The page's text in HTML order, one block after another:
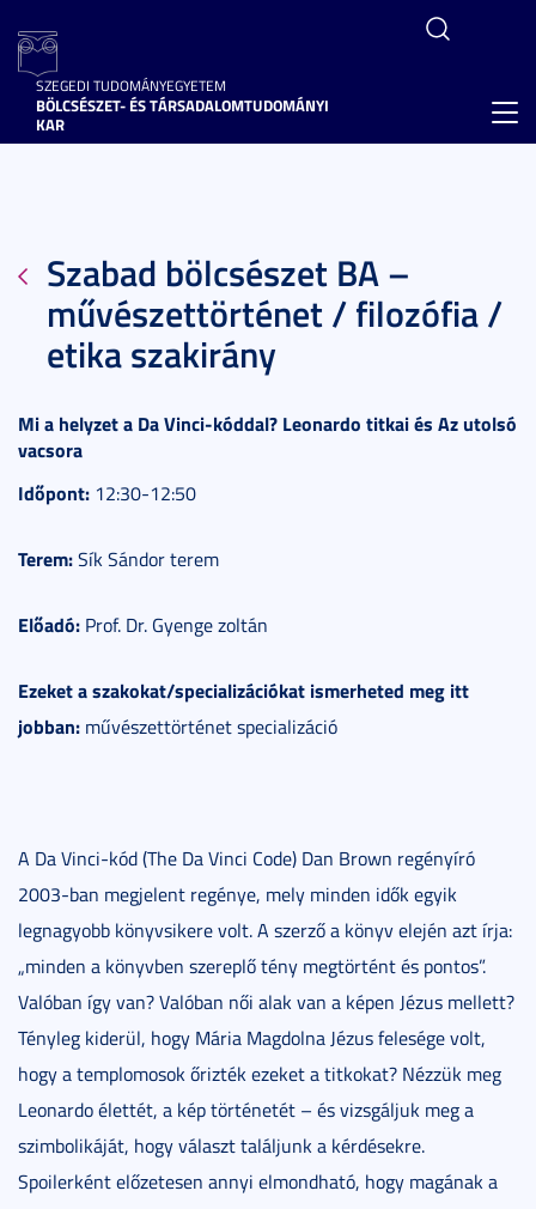
SZEGEDI TUDOMÁNYEGYETEM
BÖLCSÉSZET- ÉS TÁRSADALOMTUDOMÁNYI
KAR
Szabad bölcsészet BA –
művészettörténet / filozófia /
etika szakirány
Mi a helyzet a Da Vinci-kóddal? Leonardo titkai és Az utolsó
vacsora
Időpont: 12:30-12:50
Terem:Sík Sándor terem
Előadó: Prof. Dr. Gyenge zoltán
Ezeket a szakokat/specializációkat ismerheted meg itt
jobban: művészettörténet specializáció
A Da Vinci-kód (The Da Vinci Code) Dan Brown regényíró
2003-ban megjelent regénye, mely minden idők egyik
legnagyobb könyvsikere volt. A szerző a könyv elején azt írja:
„minden a könyvben szereplő tény megtörtént és pontos”.
Valóban így van? Valóban női alak van a képen Jézus mellett?
Tényleg kiderül, hogy Mária Magdolna Jézus felesége volt,
hogy a templomosok őrizték ezeket a titkokat? Nézzük meg
Leonardo élettét, a kép történetét – és vizsgáljuk meg a
szimbolikáját, hogy választ találjunk a kérdésekre.
Spoilerként előzetesen annyi elmondható, hogy magának a